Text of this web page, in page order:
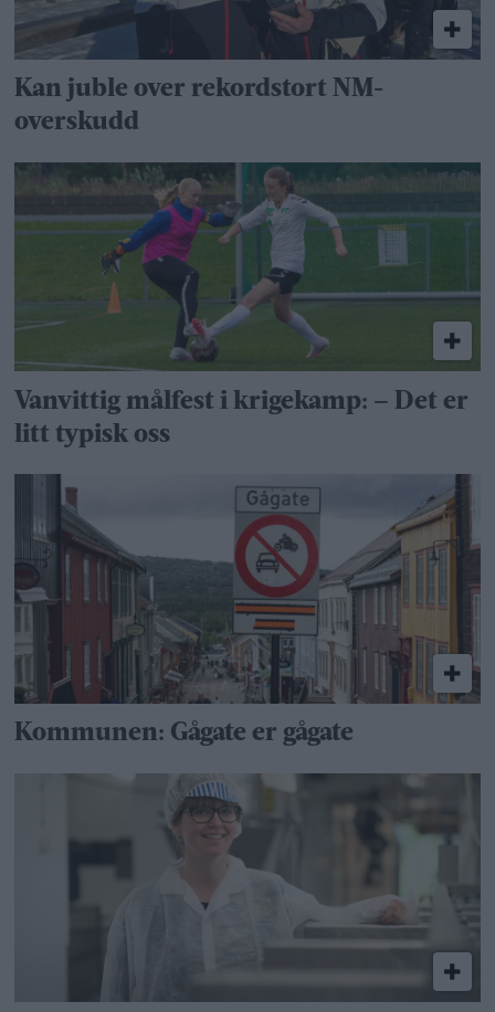
Kan juble over rekordstort NM-
overskudd
Vanvittig målfest i krigekamp: – Det er
litt typisk oss
Kommunen: Gågate er gågate